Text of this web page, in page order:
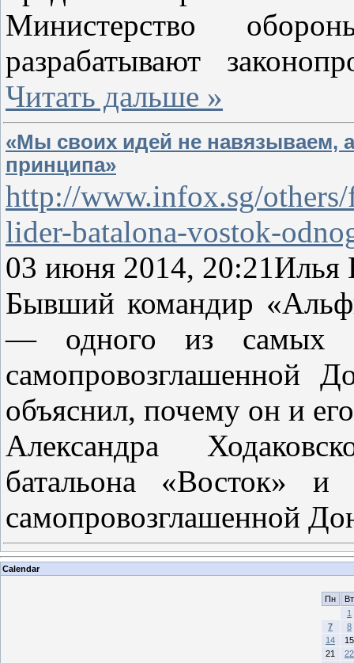
Министерство
разрабатывают
Читать дальше »
«Мы своих идей не навязываем,
принципа»
http://www.infox.sg/
lider-batalona-vostok-
03 июня 2014, 20:21Илья
Бывший командир
— одного из самых
самопровозглашенной
объяснил, почему он и
Александра
батальона «Восток» и
самопровозглашенной
Calendar
Пн
Вт
1
7
8
14
15
21
22